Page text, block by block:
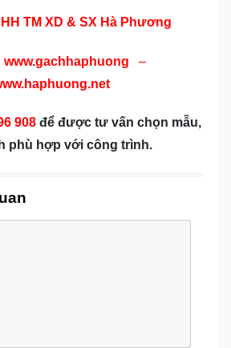
TM XD & SX Hà Phương
www.gachhaphuong
–
908 để được tư vấn chọn mẫu,
phù hợp với công trình.